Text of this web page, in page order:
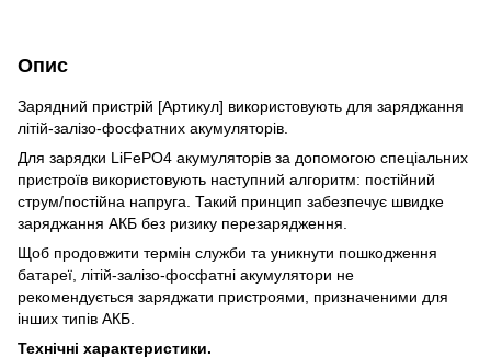
Опис
Зарядний пристрій [Артикул] використовують для заряджання
літій-залізо-фосфатних акумуляторів.
Для зарядки LiFePO4 акумуляторів за допомогою спеціальних
пристроїв використовують наступний алгоритм: постійний
струм/постійна напруга. Такий принцип забезпечує швидке
заряджання АКБ без ризику перезарядження.
Щоб продовжити термін служби та уникнути пошкодження
батареї, літій-залізо-фосфатні акумулятори не
рекомендується заряджати пристроями, призначеними для
інших типів АКБ.
Технічні характеристики.